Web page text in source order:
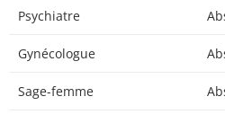
Psychiatre
Gynécologue
Sage-femme